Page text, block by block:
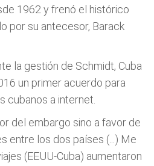
1962 y frenó el histórico
por su antecesor, Barack
la gestión de Schmidt, Cuba
un primer acuerdo para
cubanos a internet.
del embargo sino a favor de
entre los dos países (...) Me
(EEUU-Cuba) aumentaron